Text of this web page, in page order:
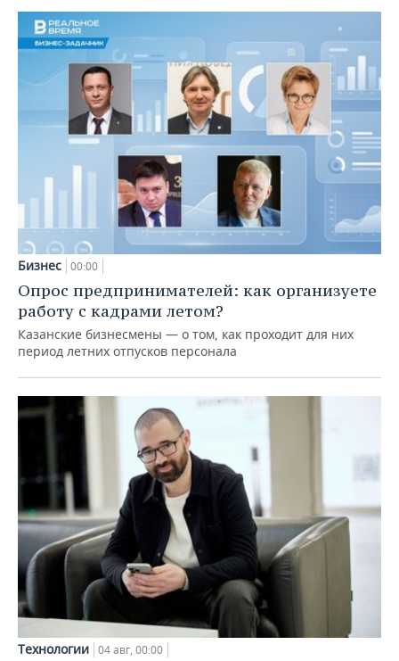
Бизнес 00:00
Опрос предпринимателей: как организуете
работу с кадрами летом?
Казанские бизнесмены — о том, как проходит для них
период летних отпусков персонала
Технологии 04 авг, 00:00